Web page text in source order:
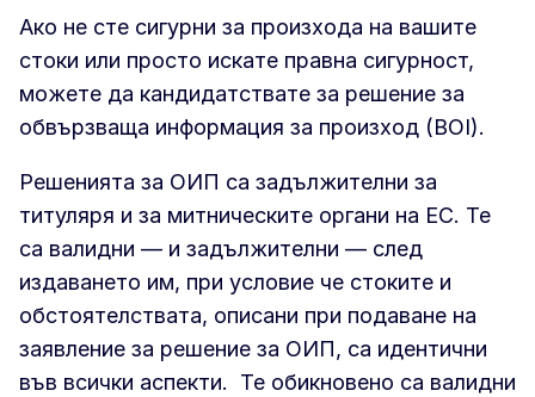
Ако не сте сигурни за произхода на вашите
стоки или просто искате правна сигурност,
можете да кандидатствате за решение за
обвързваща информация за произход (BOI).
Решенията за ОИП са задължителни за
титуляря и за митническите органи на ЕС. Те
са валидни — и задължителни — след
издаването им, при условие че стоките и
обстоятелствата, описани при подаване на
заявление за решение за ОИП, са идентични
във всички аспекти. Те обикновено са валидни